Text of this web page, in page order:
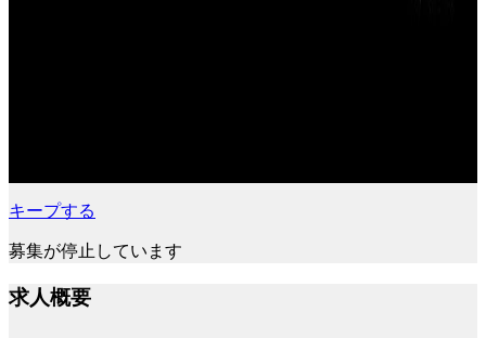
キープする
募集が停止しています
求人概要